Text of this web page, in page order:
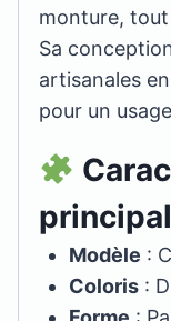
monture,
Sa
artisanales
pour un
Modèle :
Coloris :